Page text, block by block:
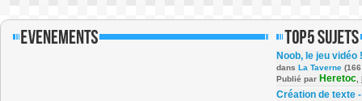
Noob, le jeu vidéo !
dans La Taverne
Publié par Heretoc
Création de texte